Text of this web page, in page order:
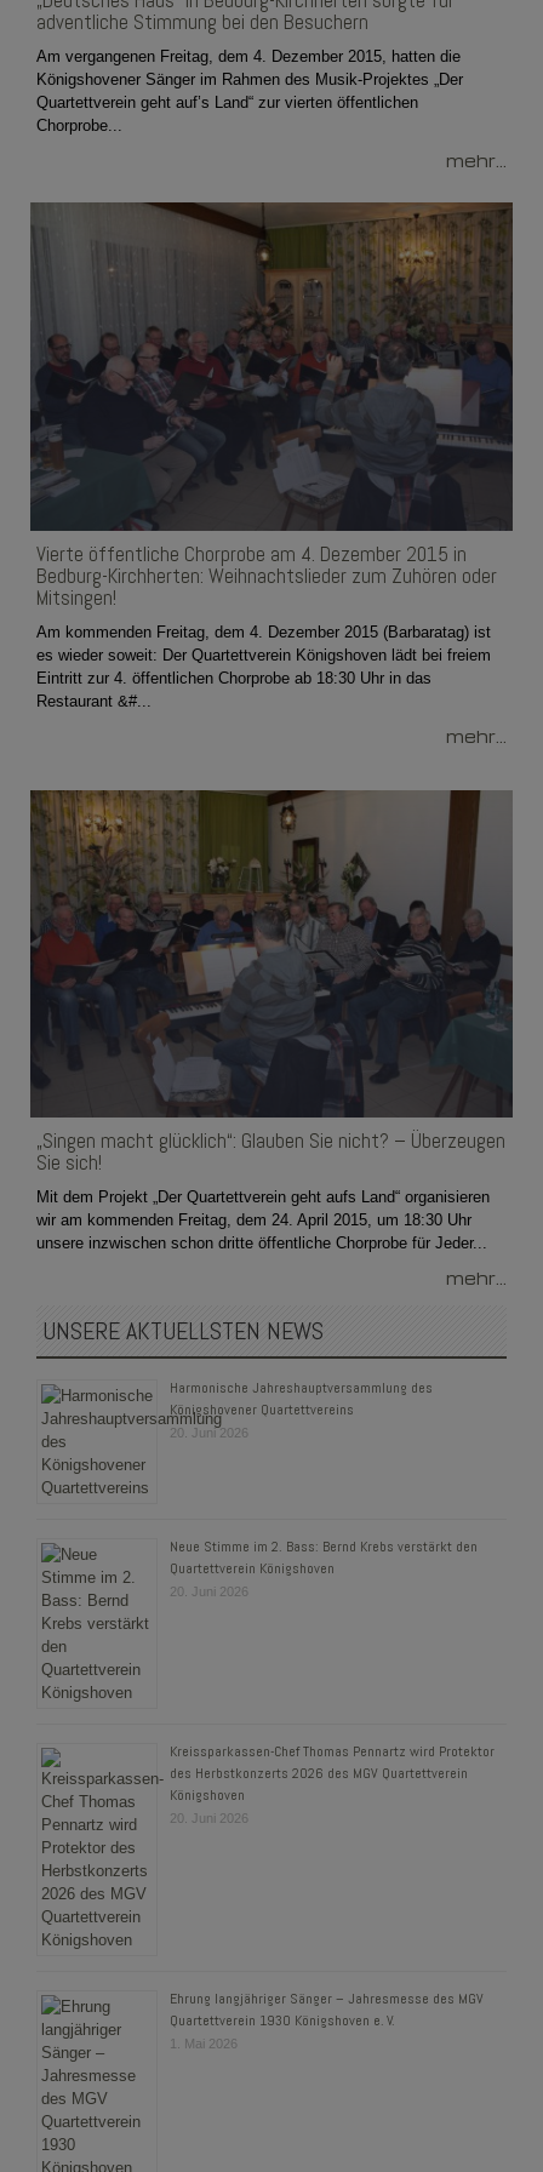
adventliche Stimmung bei den Besuchern
Am vergangenen Freitag, dem 4. Dezember 2015, hatten die
Königshovener Sänger im Rahmen des Musik-Projektes „Der
Quartettverein geht auf’s Land“ zur vierten öffentlichen
Chorprobe...
mehr...
Vierte öffentliche Chorprobe am 4. Dezember 2015 in
Bedburg-Kirchherten: Weihnachtslieder zum Zuhören oder
Mitsingen!
Am kommenden Freitag, dem 4. Dezember 2015 (Barbaratag) ist
es wieder soweit: Der Quartettverein Königshoven lädt bei freiem
Eintritt zur 4. öffentlichen Chorprobe ab 18:30 Uhr in das
Restaurant &#...
mehr...
„Singen macht glücklich“: Glauben Sie nicht? – Überzeugen
Sie sich!
Mit dem Projekt „Der Quartettverein geht aufs Land“ organisieren
wir am kommenden Freitag, dem 24. April 2015, um 18:30 Uhr
unsere inzwischen schon dritte öffentliche Chorprobe für Jeder...
mehr...
UNSERE AKTUELLSTEN NEWS
Harmonische Jahreshauptversammlung des
Königshovener Quartettvereins
20. Juni 2026
Neue Stimme im 2. Bass: Bernd Krebs verstärkt den
Quartettverein Königshoven
20. Juni 2026
Kreissparkassen-Chef Thomas Pennartz wird Protektor
des Herbstkonzerts 2026 des MGV Quartettverein
Königshoven
20. Juni 2026
Ehrung langjähriger Sänger – Jahresmesse des MGV
Quartettverein 1930 Königshoven e. V.
1. Mai 2026